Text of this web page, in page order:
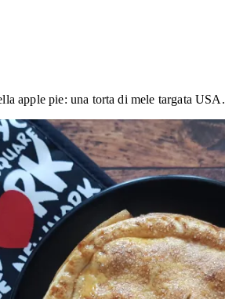
apple pie: una torta di mele targata